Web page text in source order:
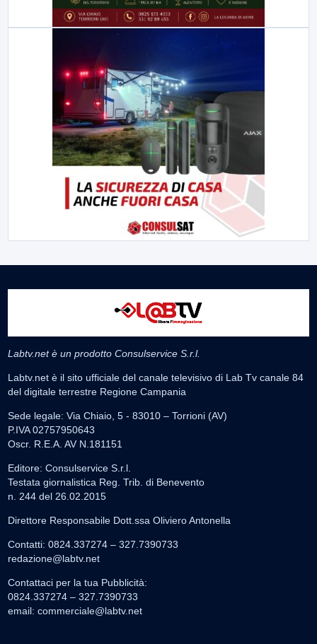
Labtv.net è un prodotto Consulservice S.r.l.
Labtv.net è il sito ufficiale del canale televisivo di Lab Tv canale 84
del digitale terrestre Regione Campania
Sede legale: Via Chiaio, 5 - 83010 – Torrioni (AV)
P.IVA 02757950643
Oscr. R.E.A. AV N.181151
Editore: Consulservice S.r.l.
Testata giornalistica Reg. Trib. di Benevento
n. 244 del 26.02.2015
Direttore Responsabile Dott.ssa Oliviero Antonella
Contatti: 0824.337274 – 327.7390733
redazione@labtv.net
Contattaci per la tua Pubblicità:
0824.337274 – 327.7390733
email: commerciale@labtv.net